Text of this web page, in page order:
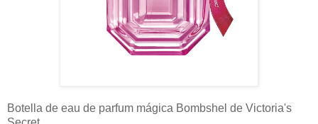
Botella de eau de parfum mágica Bombshel ​​de Victoria's